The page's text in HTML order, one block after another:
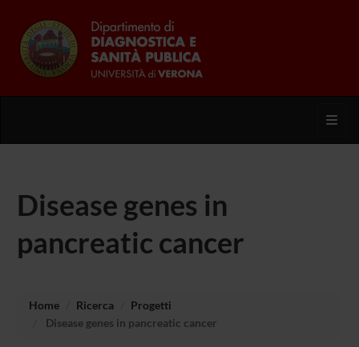
Disease genes in
pancreatic cancer
Home Ricerca
Progetti
Disease genes in pancreatic cancer